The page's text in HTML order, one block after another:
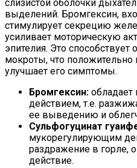
слизистой оболочки
выделений. Бромгексин,
стимулирует секрецию
усиливает моторическую
эпителия. Это
мокроты, что положительно
улучшает его симптомы.
Бромгексин: обладает
действием, т.е.
ее выведению и
Сульфогуцинат
мукорегулирующим
раздражение в горле,
действие.